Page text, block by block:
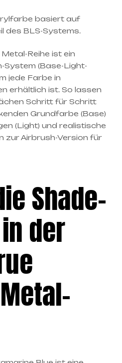
basiert auf
des BLS-Systems.
Reihe ist ein
(Base-Light-
jede Farbe in
erhältlich ist. So lassen
Schritt für Schritt
Grundfarbe (Base)
(Light) und realistische
zur Airbrush-Version für
Shade-
der